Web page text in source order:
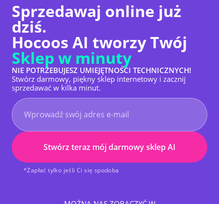
Sprzedawaj online już
dziś.
Hocoos AI tworzy Twój
Sklep w minuty
NIE POTRZEBUJESZ UMIEJĘTNOŚCI TECHNICZNYCH!
Stwórz darmowy, piękny sklep internetowy i zacznij
sprzedawać w kilka minut.
Stwórz teraz mój darmowy sklep AI
*Zapłać tylko jeśli Ci się spodoba